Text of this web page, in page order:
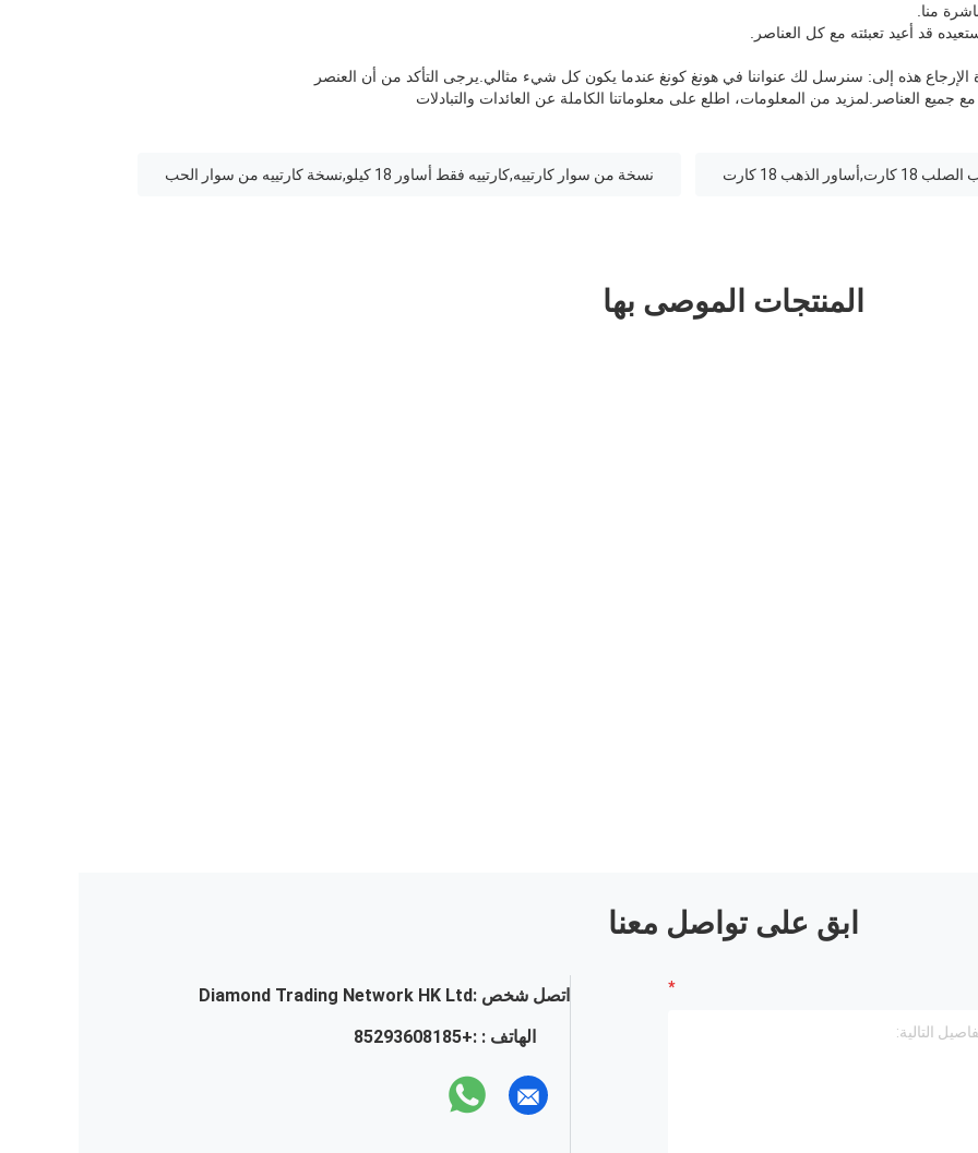
منا.
قد أعيد تعبئته مع كل العناصر.
الإرجاع هذه إلى: سنرسل لك عنواننا في هونغ كونغ عندما يكون كل شيء مثالي.يرجى التأكد من أن العنصر
جميع العناصر. لمزيد من المعلومات، اطلع على معلوماتنا الكاملة عن العائدات والتبادلات
نسخة من سوار كارتييه,كارتييه فقط أساور 18 كيلو,نسخة كارتييه من سوار الحب
المنتجات الموصى بها
ابق على تواصل معنا
اتصل شخص :Diamond Trading Network HK Ltd
الهاتف : :+85293608185